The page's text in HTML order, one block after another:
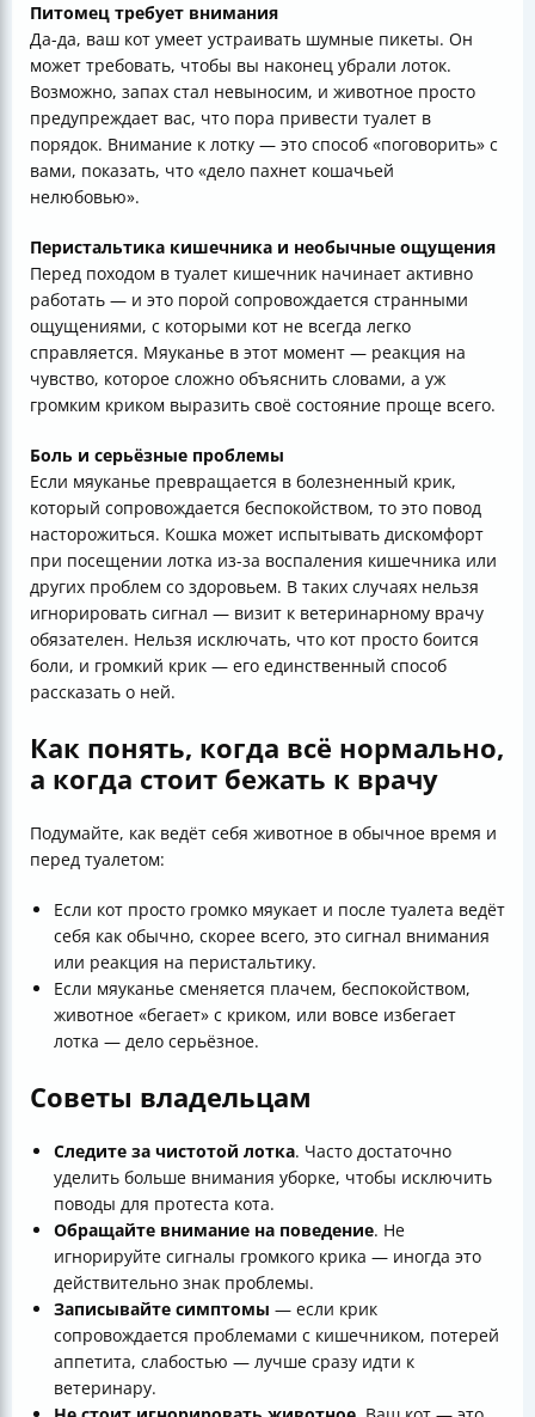
Питомец требует внимания
Да-да, ваш кот умеет устраивать шумные пикеты. Он
может требовать, чтобы вы наконец убрали лоток.
Возможно, запах стал невыносим, и животное просто
предупреждает вас, что пора привести туалет в
порядок. Внимание к лотку — это способ «поговорить» с
вами, показать, что «дело пахнет кошачьей
нелюбовью».
Перистальтика кишечника и необычные ощущения
Перед походом в туалет кишечник начинает активно
работать — и это порой сопровождается странными
ощущениями, с которыми кот не всегда легко
справляется. Мяуканье в этот момент — реакция на
чувство, которое сложно объяснить словами, а уж
громким криком выразить своё состояние проще всего.
Боль и серьёзные проблемы
Если мяуканье превращается в болезненный крик,
который сопровождается беспокойством, то это повод
насторожиться. Кошка может испытывать дискомфорт
при посещении лотка из-за воспаления кишечника или
других проблем со здоровьем. В таких случаях нельзя
игнорировать сигнал — визит к ветеринарному врачу
обязателен. Нельзя исключать, что кот просто боится
боли, и громкий крик — его единственный способ
рассказать о ней.
Как понять, когда всё нормально,
а когда стоит бежать к врачу
Подумайте, как ведёт себя животное в обычное время и
перед туалетом:
Если кот просто громко мяукает и после туалета ведёт
себя как обычно, скорее всего, это сигнал внимания
или реакция на перистальтику.
Если мяуканье сменяется плачем, беспокойством,
животное «бегает» с криком, или вовсе избегает
лотка — дело серьёзное.
Советы владельцам
Следите за чистотой лотка. Часто достаточно
уделить больше внимания уборке, чтобы исключить
поводы для протеста кота.
Обращайте внимание на поведение. Не
игнорируйте сигналы громкого крика — иногда это
действительно знак проблемы.
Записывайте симптомы — если крик
сопровождается проблемами с кишечником, потерей
аппетита, слабостью — лучше сразу идти к
ветеринару.